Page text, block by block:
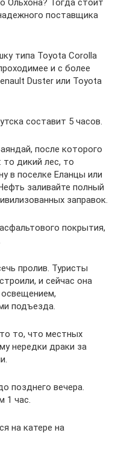
Ольхона? Тогда стоит
поставщика
типа Toyota Corolla
и с более
Duster или Toyota
составит 5 часов.
после которого
то дикий лес, то
в поселке Еланцы или
заливайте полный
заправок.
покрытия,
пролив. Туристы
и сейчас она
подъезда.
то, что местных
нередки драки за
позднего вечера.
1 час.
на катере на